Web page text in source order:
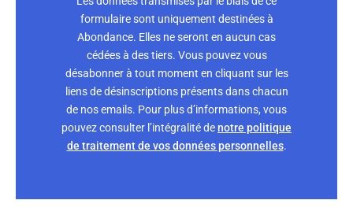
formulaire sont uniquement destinées à
Abondance. Elles ne seront en aucun cas
cédées à des tiers. Vous pouvez vous
désabonner à tout moment en cliquant sur les
liens de désinscriptions présents dans chacun
de nos emails. Pour plus d’informations, vous
pouvez consulter l’intégralité denotre politique
de traitement de vos données personnelles.